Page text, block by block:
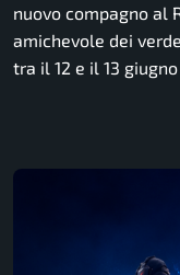
nuovo compagno al
amichevole dei
tra il 12 e il 13